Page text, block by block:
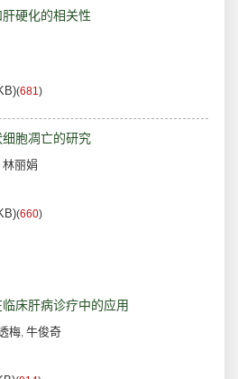
硬化的相关性
(681)
胞凋亡的研究
林丽娟
(660)
床肝病诊疗中的应用
梅, 牛俊奇